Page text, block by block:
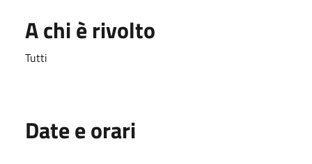
A chi è rivolto
Tutti
Date e orari